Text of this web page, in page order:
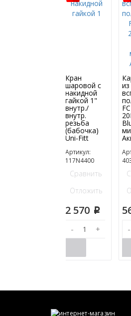
Кран
шаровой с
накидной
гайкой 1"
внутр./
внутр.
резьба
(бабочка)
Uni-Fitt
Артикул:
117N4400
Сравнить
Отложить
2 570 p
- +
из
-